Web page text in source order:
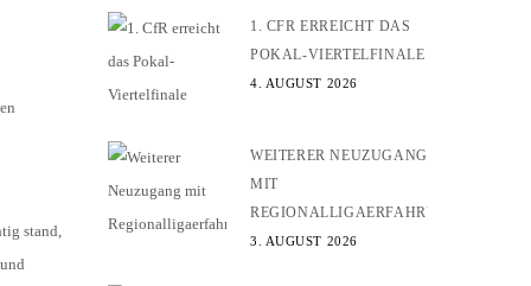
stand,
1. CFR ERREICHT DAS
POKAL-VIERTELFINALE
4. AUGUST 2026
WEITERER NEUZUGANG
MIT
REGIONALLIGAERFAHRUNG
3. AUGUST 2026